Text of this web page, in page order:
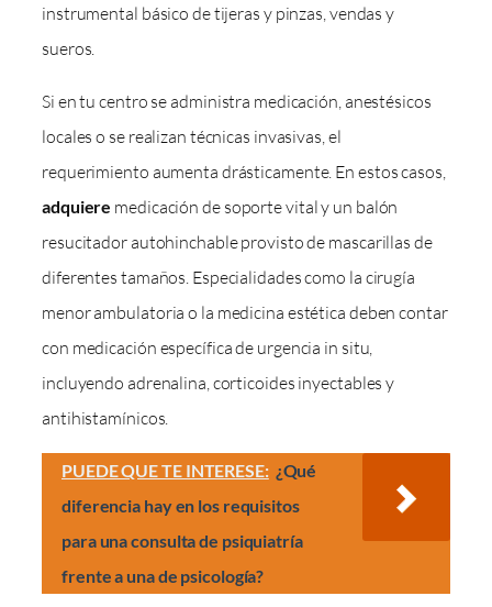
instrumental básico de tijeras y pinzas, vendas y
sueros.
Si en tu centro se administra medicación, anestésicos
locales o se realizan técnicas invasivas, el
requerimiento aumenta drásticamente. En estos casos,
adquiere medicación de soporte vital y un balón
resucitador autohinchable provisto de mascarillas de
diferentes tamaños. Especialidades como la cirugía
menor ambulatoria o la medicina estética deben contar
con medicación específica de urgencia in situ,
incluyendo adrenalina, corticoides inyectables y
antihistamínicos.
PUEDE QUE TE INTERESE: ¿Qué
diferencia hay en los requisitos
para una consulta de psiquiatría
frente a una de psicología?